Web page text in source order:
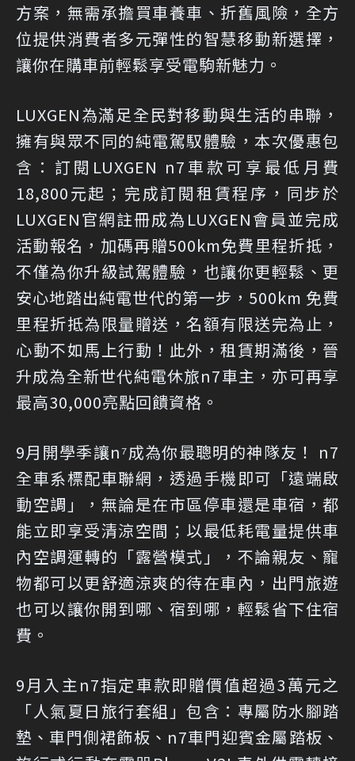
方案，無需承擔買車養車、折舊風險，全方
位提供消費者多元彈性的智慧移動新選擇，
讓你在購車前輕鬆享受電駒新魅力。
LUXGEN為滿足全民對移動與生活的串聯，
擁有與眾不同的純電駕馭體驗，本次優惠包
含：訂閱LUXGEN n7車款可享最低月費
18,800元起；完成訂閱租賃程序，同步於
LUXGEN官網註冊成為LUXGEN會員並完成
活動報名，加碼再贈500km免費里程折抵，
不僅為你升級試駕體驗，也讓你更輕鬆、更
安心地踏出純電世代的第一步，500km 免費
里程折抵為限量贈送，名額有限送完為止，
心動不如馬上行動！此外，租賃期滿後，晉
升成為全新世代純電休旅n7車主，亦可再享
最高30,000亮點回饋資格。
9月開學季讓n⁷成為你最聰明的神隊友！ n7
全車系標配車聯網，透過手機即可「遠端啟
動空調」，無論是在市區停車還是車宿，都
能立即享受清涼空間；以最低耗電量提供車
內空調運轉的「露營模式」，不論親友、寵
物都可以更舒適涼爽的待在車內，出門旅遊
也可以讓你開到哪、宿到哪，輕鬆省下住宿
費。
9月入主n7指定車款即贈價值超過3萬元之
「人氣夏日旅行套組」包含：專屬防水腳踏
墊、車門側裙飾板、n7車門迎賓金屬踏板、